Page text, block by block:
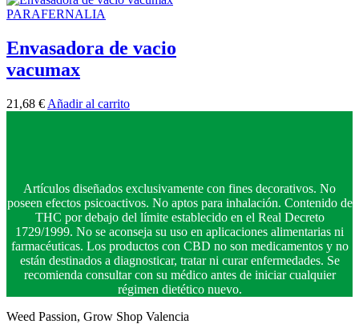
PARAFERNALIA
Envasadora de vacio
vacumax
21,68 € Añadir al carrito
Artículos diseñados exclusivamente con fines decorativos. No
poseen efectos psicoactivos. No aptos para inhalación. Contenido de
THC por debajo del límite establecido en el Real Decreto
1729/1999. No se aconseja su uso en aplicaciones alimentarias ni
farmacéuticas. Los productos con CBD no son medicamentos y no
están destinados a diagnosticar, tratar ni curar enfermedades. Se
recomienda consultar con su médico antes de iniciar cualquier
régimen dietético nuevo.
Weed Passion, Grow Shop Valencia